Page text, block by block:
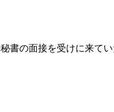
書の面接を受けに来て